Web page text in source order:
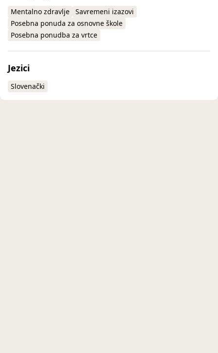
Mentalno zdravlje
Savremeni izazovi
Posebna ponuda za osnovne škole
Posebna ponudba za vrtce
Jezici
Slovenački